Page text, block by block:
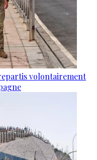
volontairement